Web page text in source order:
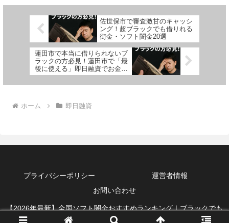
佐世保市で審査激甘のキャッシ
ング！超ブラックでも借りれる
街金・ソフト闇金20選
蓮田市で本当に借りられないブ
ラックの方必見！蓮田市で「最
後に使える」即日融資でお金を
借りる方法を紹介！
ホーム 即日融資
プライバシーポリシー
運営者情報
お問い合わせ
【2026年最新】全国ソフト闇金おすすめランキング｜ブラックでも
借りれる即日融資